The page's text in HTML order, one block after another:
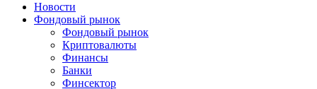
Новости
Фондовый рынок
Фондовый рынок
Криптовалюты
Финансы
Банки
Финсектор